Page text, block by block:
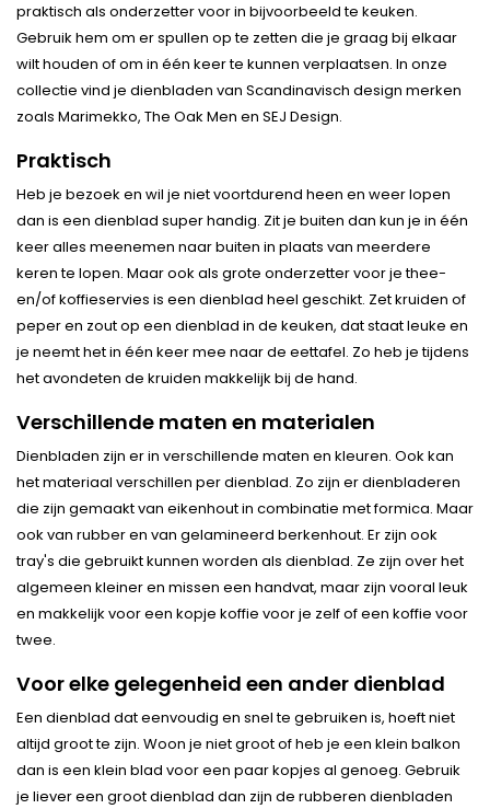
praktisch als onderzetter voor in bijvoorbeeld te keuken.
Gebruik hem om er spullen op te zetten die je graag bij elkaar
wilt houden of om in één keer te kunnen verplaatsen. In onze
collectie vind je dienbladen van Scandinavisch design merken
zoals Marimekko, The Oak Men en SEJ Design.
Praktisch
Heb je bezoek en wil je niet voortdurend heen en weer lopen
dan is een dienblad super handig. Zit je buiten dan kun je in één
keer alles meenemen naar buiten in plaats van meerdere
keren te lopen. Maar ook als grote onderzetter voor je thee-
en/of koffieservies is een dienblad heel geschikt. Zet kruiden of
peper en zout op een dienblad in de keuken, dat staat leuke en
je neemt het in één keer mee naar de eettafel. Zo heb je tijdens
het avondeten de kruiden makkelijk bij de hand.
Verschillende maten en materialen
Dienbladen zijn er in verschillende maten en kleuren. Ook kan
het materiaal verschillen per dienblad. Zo zijn er dienbladeren
die zijn gemaakt van eikenhout in combinatie met formica. Maar
ook van rubber en van gelamineerd berkenhout. Er zijn ook
tray's die gebruikt kunnen worden als dienblad. Ze zijn over het
algemeen kleiner en missen een handvat, maar zijn vooral leuk
en makkelijk voor een kopje koffie voor je zelf of een koffie voor
twee.
Voor elke gelegenheid een ander dienblad
Een dienblad dat eenvoudig en snel te gebruiken is, hoeft niet
altijd groot te zijn. Woon je niet groot of heb je een klein balkon
dan is een klein blad voor een paar kopjes al genoeg. Gebruik
je liever een groot dienblad dan zijn de rubberen dienbladen